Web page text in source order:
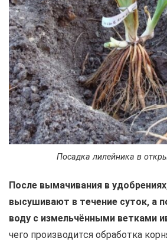
Посадка лилейника в
После вымачивания в
высушивают в течение суток, а
воду с измельчёнными ветками
чего производится обработка